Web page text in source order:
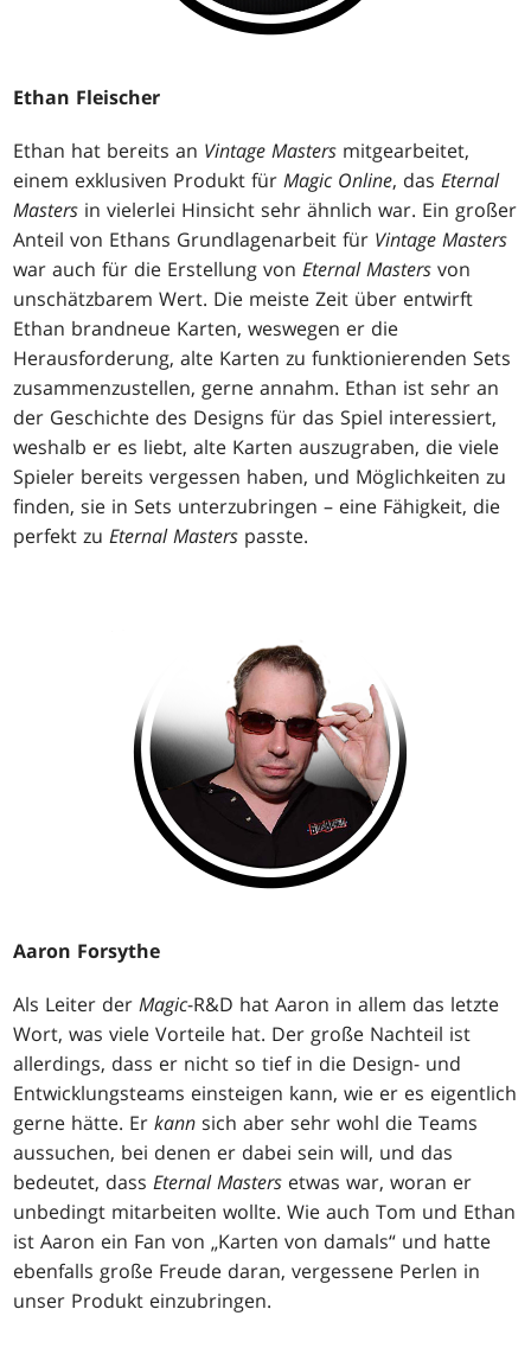
Ethan Fleischer
Ethan hat bereits an Vintage Masters mitgearbeitet,
einem exklusiven Produkt fürMagic Online, dasEternal
Masters in vielerlei Hinsicht sehr ähnlich war. Ein großer
Anteil von Ethans Grundlagenarbeit für Vintage Masters
war auch für die Erstellung vonEternal Masters von
unschätzbarem Wert. Die meiste Zeit über entwirft
Ethan brandneue Karten, weswegen er die
Herausforderung, alte Karten zu funktionierenden Sets
zusammenzustellen, gerne annahm. Ethan ist sehr an
der Geschichte des Designs für das Spiel interessiert,
weshalb er es liebt, alte Karten auszugraben, die viele
Spieler bereits vergessen haben, und Möglichkeiten zu
finden, sie in Sets unterzubringen – eine Fähigkeit, die
perfekt zuEternal Masters passte.
Aaron Forsythe
Als Leiter derMagic-R&D hat Aaron in allem das letzte
Wort, was viele Vorteile hat. Der große Nachteil ist
allerdings, dass er nicht so tief in die Design- und
Entwicklungsteams einsteigen kann, wie er es eigentlich
gerne hätte. Erkann sich aber sehr wohl die Teams
aussuchen, bei denen er dabei sein will, und das
bedeutet, dassEternal Masters etwas war, woran er
unbedingt mitarbeiten wollte. Wie auch Tom und Ethan
ist Aaron ein Fan von „Karten von damals“ und hatte
ebenfalls große Freude daran, vergessene Perlen in
unser Produkt einzubringen.